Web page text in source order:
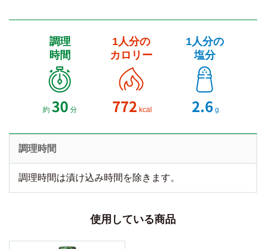
調理
時間
約 30 分
1人分の
カロリー
772 kcal
1人分の
塩分
2.6 g
調理時間
調理時間は漬け込み時間を除きます。
使用している商品